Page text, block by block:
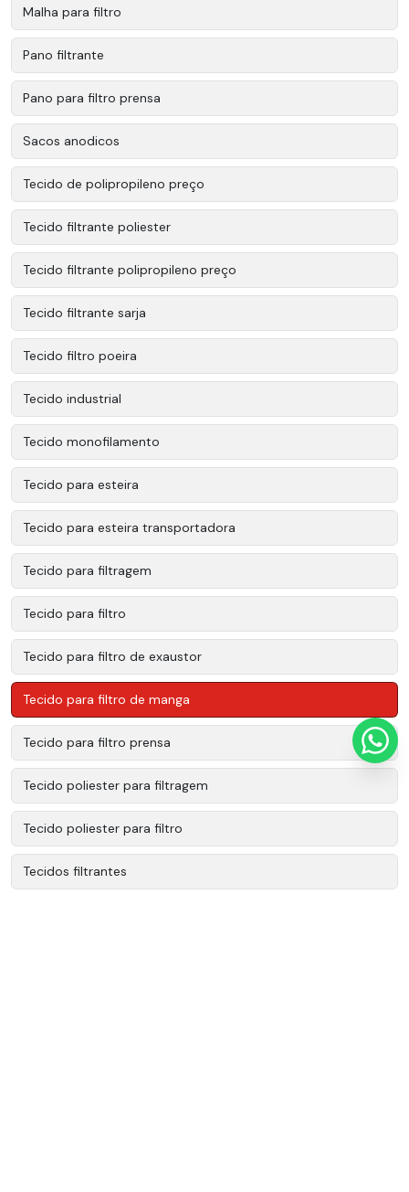
Malha para filtro
Pano filtrante
Pano para filtro prensa
Sacos anodicos
Tecido de polipropileno preço
Tecido filtrante poliester
Tecido filtrante polipropileno preço
Tecido filtrante sarja
Tecido filtro poeira
Tecido industrial
Tecido monofilamento
Tecido para esteira
Tecido para esteira transportadora
Tecido para filtragem
Tecido para filtro
Tecido para filtro de exaustor
Tecido para filtro de manga
Tecido para filtro prensa
Tecido poliester para filtragem
Tecido poliester para filtro
Tecidos filtrantes